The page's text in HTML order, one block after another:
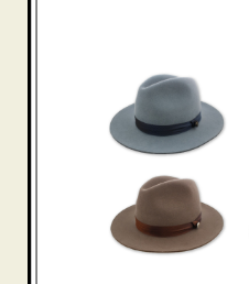
聴
タグ一覧
#BEAMS CULTUART
#BEAMS T
#bPrビームス
#TOKYO CULTUART by